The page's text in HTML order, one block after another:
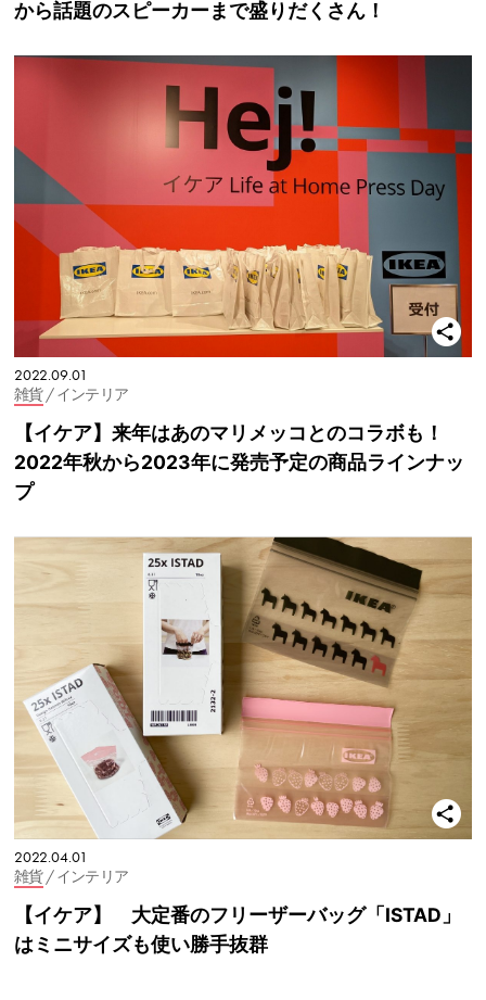
から話題のスピーカーまで盛りだくさん！
2022.09.01
雑貨/ インテリア
【イケア】来年はあのマリメッコとのコラボも！
2022年秋から2023年に発売予定の商品ラインナッ
プ
2022.04.01
雑貨/ インテリア
【イケア】 大定番のフリーザーバッグ「ISTAD」
はミニサイズも使い勝手抜群